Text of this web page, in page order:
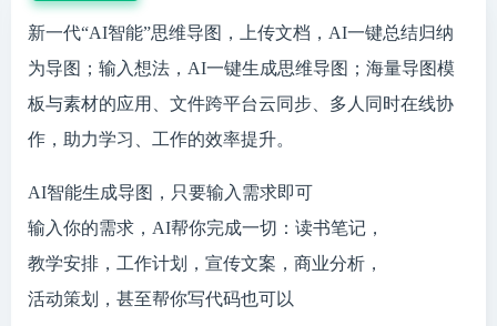
新一代“AI智能”思维导图，上传文档，AI一键总结归纳
为导图；输入想法，AI一键生成思维导图；海量导图模
板与素材的应用、文件跨平台云同步、多人同时在线协
作，助力学习、工作的效率提升。
AI智能生成导图，只要输入需求即可
输入你的需求，AI帮你完成一切：读书笔记，
教学安排，工作计划，宣传文案，商业分析，
活动策划，甚至帮你写代码也可以